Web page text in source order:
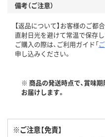
備考（ご注意）
【返品について】お客様のご都
直射日光を避けて常温で保存
ご購入の際は、ご利用ガイド「
申し込みください。
※ 商品の発送時点で、賞味
お届けします。
※ご注意【免責】